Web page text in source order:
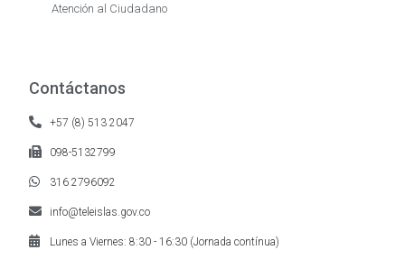
Atención al Ciudadano
Contáctanos
+57 (8) 513 2047
098-5132799
316 2796092
info@teleislas.gov.co
Lunes a Viernes: 8:30 - 16:30 (Jornada contínua)